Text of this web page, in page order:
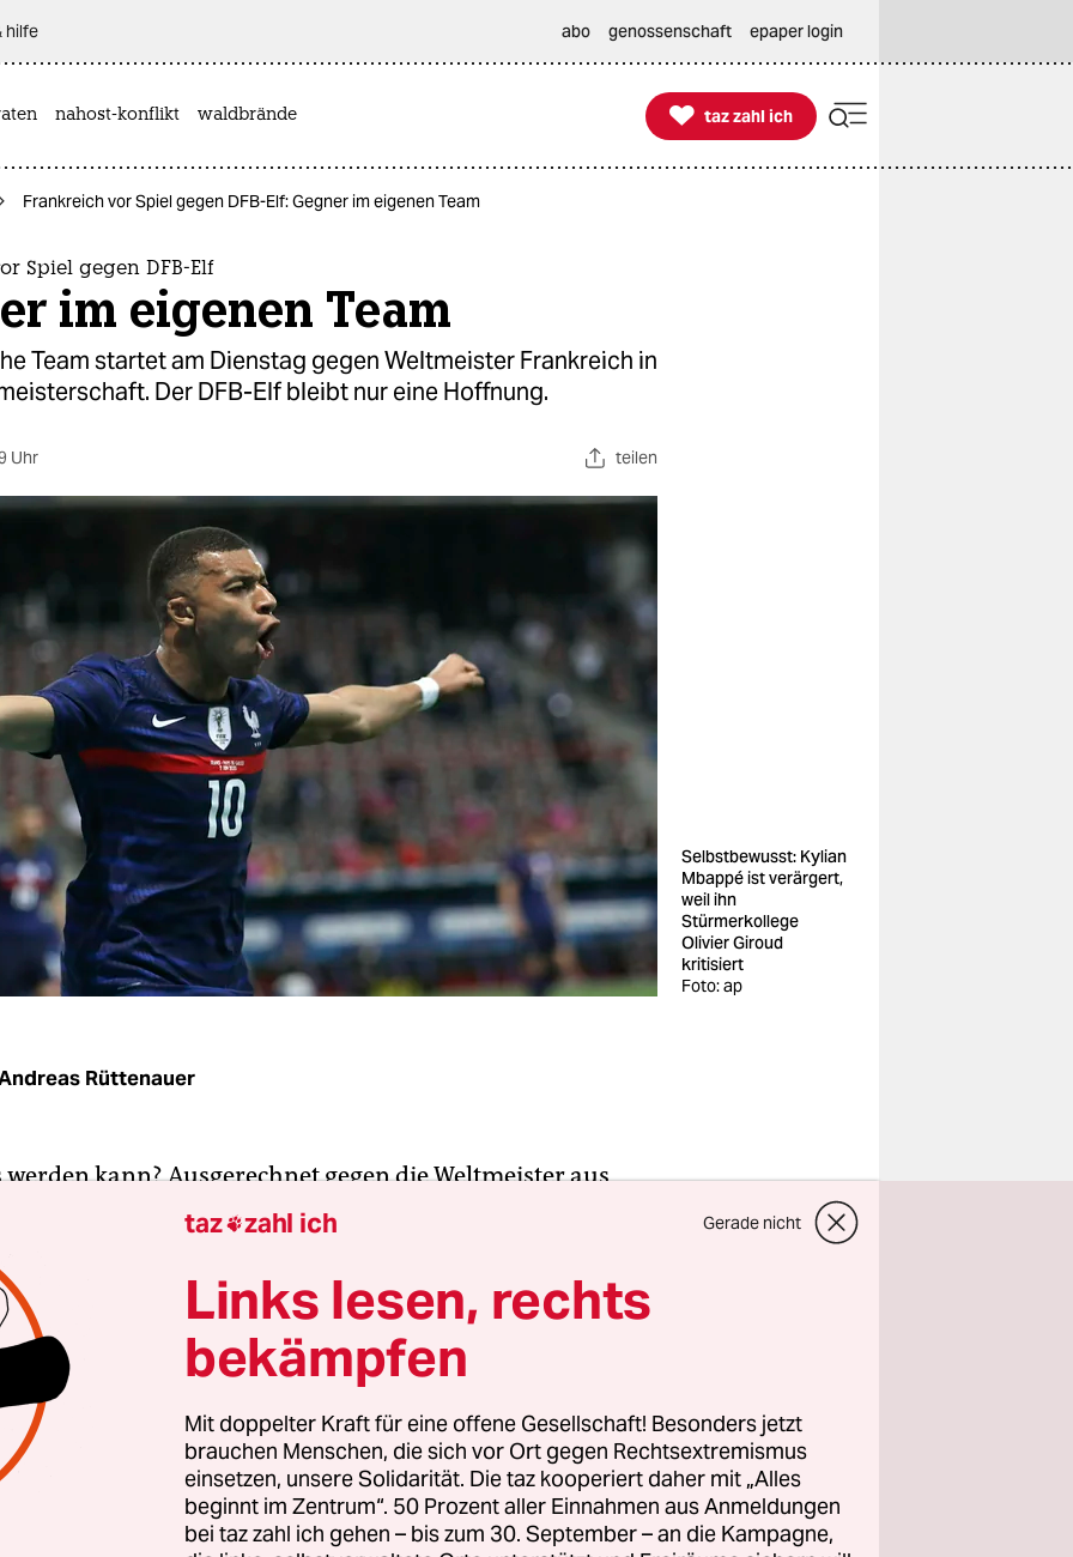
hilfe abo genossenschaft epaper login
nahost-konflikt waldbrände 
taz zahl ich
taz zahl ich
Frankreich vor Spiel gegen DFB-Elf: Gegner im eigenen Team
Spiel gegen DFB-Elf
im eigenen Team
Team startet am Dienstag gegen Weltmeister Frankreich in
Der DFB-Elf bleibt nur eine Hoffnung.
Uhr teilen
Selbstbewusst: Kylian
Mbappé ist verärgert,
weil ihn
Stürmerkollege
Olivier Giroud
kritisiert
Foto: ap
Rüttenauer
werden kann? Ausgerechnet ­gegen die Weltmeister aus
startet das deutsche Team am Dienstag (21 Uhr, ZDF) in
Wie Joachim Löw das Team aufstellen wird,
recht nicht.
Aber viel spricht dafür, dass seine
mit einer Dreierkette agieren wird, sodass bei
Angriffen ein Fünf-Mann-Riegel vor dem eigenen
werden kann. Dass sich die Franzosen bisweilen
solchen zu knacken, haben die drei Jahre seit ihrem
dafür war gewiss das Endspiel der
taz zahl ich Gerade nicht
Links lesen, rechts
bekämpfen
Mit doppelter Kraft für eine offene Gesellschaft! Besonders jetzt
brauchen Menschen, die sich vor Ort gegen Rechtsextremismus
einsetzen, unsere Solidarität. Die taz kooperiert daher mit „Alles
beginnt im Zentrum“. 50 Prozent aller Einnahmen aus Anmeldungen
bei taz zahl ich gehen – bis zum 30. September – an die Kampagne,